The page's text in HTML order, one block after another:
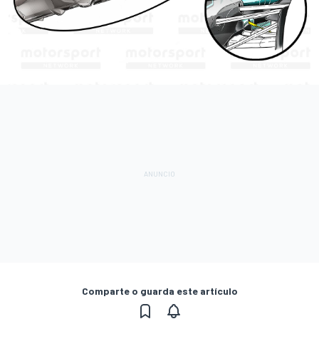
Comparte o guarda este artículo